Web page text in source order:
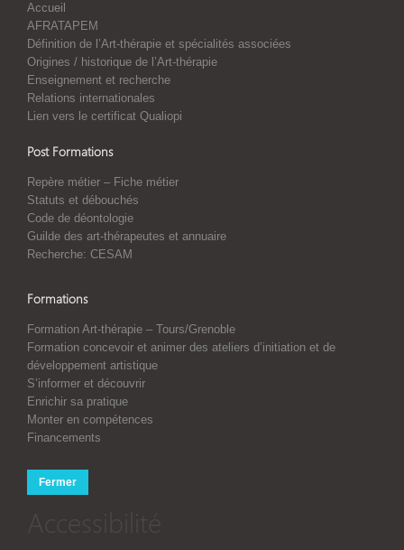
Accueil
AFRATAPEM
Définition de l’Art-thérapie et spécialités associées
Origines / historique de l’Art-thérapie
Enseignement et recherche
Relations internationales
Lien vers le certificat Qualiopi
Post Formations
Repère métier – Fiche métier
Statuts et débouchés
Code de déontologie
Guilde des art-thérapeutes et annuaire
Recherche: CESAM
Formations
Formation Art-thérapie – Tours/Grenoble
Formation concevoir et animer des ateliers d’initiation et de
développement artistique
S’informer et découvrir
Enrichir sa pratique
Monter en compétences
Financements
Fermer
Accessibilité